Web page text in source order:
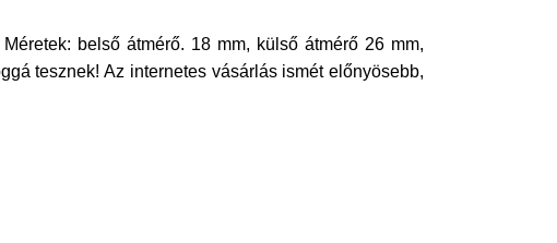
belső átmérő. 18 mm, külső átmérő 26 mm,
tesznek! Az internetes vásárlás ismét előnyösebb,